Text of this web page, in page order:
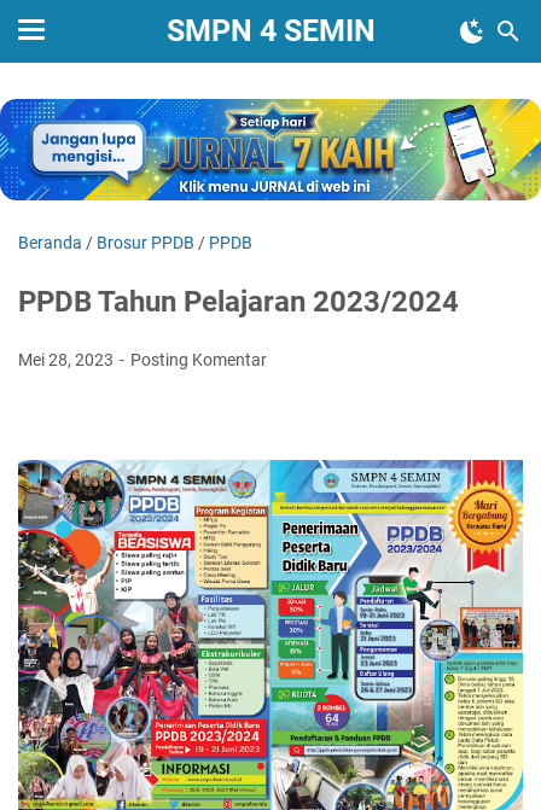
SMPN 4 SEMIN
Beranda / Brosur PPDB / PPDB
PPDB Tahun Pelajaran 2023/2024
Mei 28, 2023 Posting Komentar